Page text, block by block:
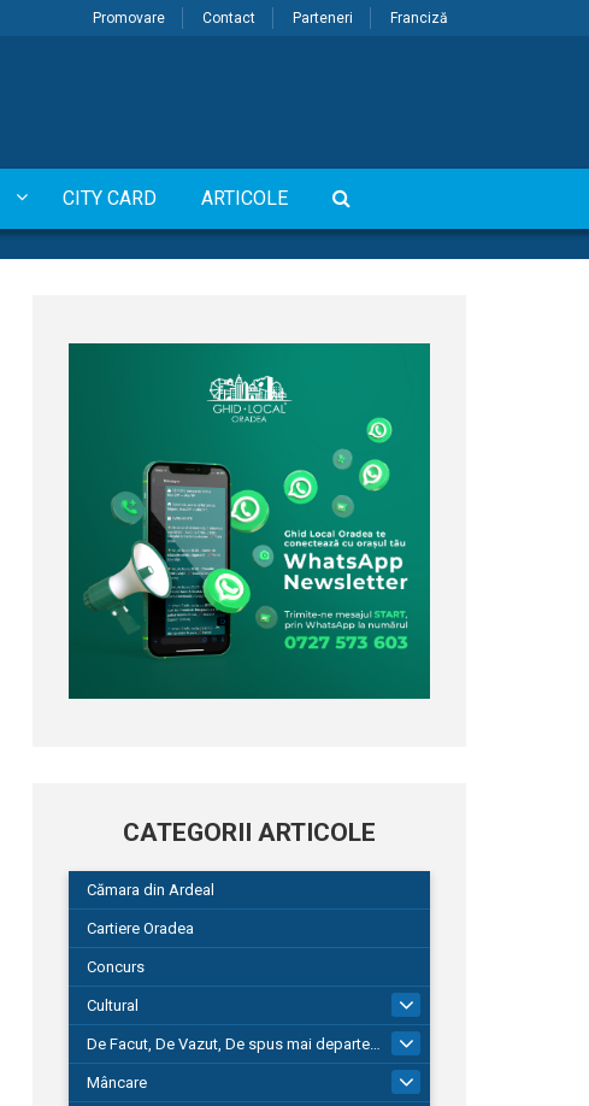
Promovare Contact Parteneri Franciză
CITY CARD ARTICOLE
CATEGORII ARTICOLE
Cămara din Ardeal
Cartiere Oradea
Concurs
Cultural
De Facut, De Vazut, De spus mai departe…
580
Mâncare